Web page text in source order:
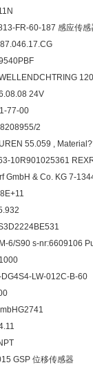
FR-60-187 感应传
24V
77-00
2
55.059 ,
10R901025361
GmbH & Co. KG 7-
6/S90 s-nr:6609106
LW-012C-B-60
GSP 位移传感器